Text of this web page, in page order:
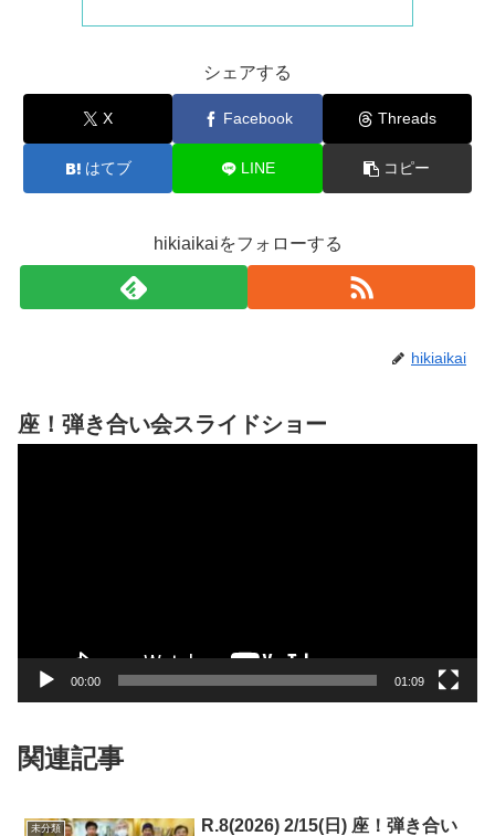
シェアする
X Facebook Threads
はてブ LINE コピー
hikiaikaiをフォローする
hikiaikai
座！弾き合い会スライドショー
00:00 01:09
関連記事
未分類
R.8(2026) 2/15(日) 座！弾き合い